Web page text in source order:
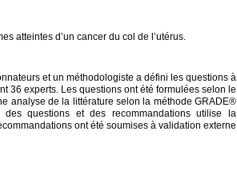
atteintes d’un cancer du col de l’utérus.
et un méthodologiste a défini les questions à
36 experts. Les questions ont été formulées selon le
analyse de la littérature selon la méthode GRADE®
questions et des recommandations utilise la
ont été soumises à validation externe